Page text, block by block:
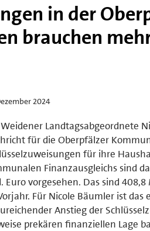
in der
brauchen
2024
Landtagsabgeordnete
für die Oberpfälzer
für ihre
Finanzausgleichs sind
Euro vorgesehen. Das sind
Für Nicole Bäumler ist
Anstieg der
prekären finanziellen Lage